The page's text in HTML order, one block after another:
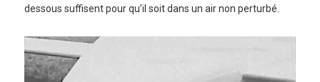
dessous suffisent pour qu’il soit dans un air non perturbé.